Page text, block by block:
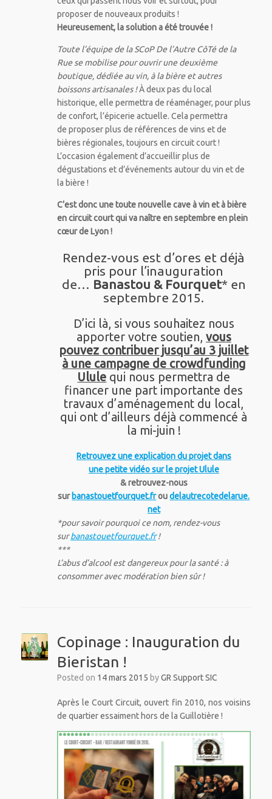
proposer de nouveaux produits !
Heureusement, la solution a été trouvée !
Toute l’équipe de la SCoP De l’Autre CôTé de la
Rue se mobilise pour ouvrir une deuxième
boutique, dédiée au vin, à la bière et autres
boissons artisanales !À deux pas du local
historique, elle permettra de réaménager, pour plus
de confort, l’épicerie actuelle. Cela permettra
de proposer plus de références de vins et de
bières régionales, toujours en circuit court !
L’occasion également d’accueillir plus de
dégustations et d’événements autour du vin et de
la bière !
C’est donc une toute nouvelle cave à vin et à bière
en circuit court qui va naître en septembre en plein
cœur de Lyon !
Rendez-vous est d’ores et déjà
pris pour l’inauguration
de… Banastou & Fourquet* en
septembre 2015.
D’ici là, si vous souhaitez nous
apporter votre soutien, vous
pouvez contribuer jusqu’au 3 juillet
à une campagne de crowdfunding
Ulule qui nous permettra de
financer une part importante des
travaux d’aménagement du local,
qui ont d’ailleurs déjà commencé à
la mi-juin !
Retrouvez une explication du projet dans
une petite vidéo sur le projet Ulule
& retrouvez-nous
sur banastouetfourquet.froudelautrecotedelarue.
net
*pour savoir pourquoi ce nom, rendez-vous
surbanastouetfourquet.fr!
***
L’abus d’alcool est dangereux pour la santé : à
consommer avec modération bien sûr !
Copinage : Inauguration du
Bieristan !
Posted on 14 mars 2015 byGR Support SIC
Après le Court Circuit, ouvert fin 2010, nos voisins
de quartier essaiment hors de la Guillotière !